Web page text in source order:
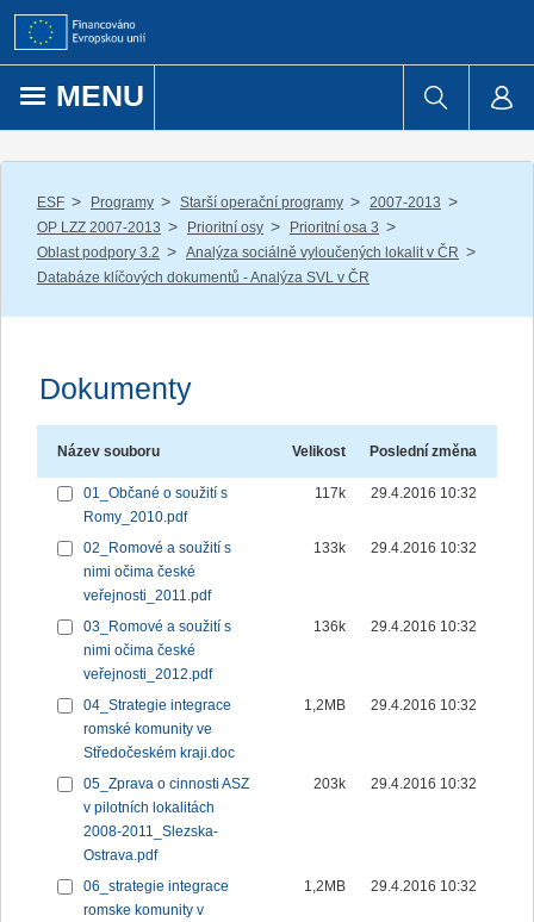
Přejít k obsahu
MENU
ESF / Programy / Starší operační programy / 2007-2013 /
OP LZZ 2007-2013 / Prioritní osy / Prioritní osa 3 /
Oblast podpory 3.2 / Analýza sociálně vyloučených lokalit v ČR /
Databáze klíčových dokumentů - Analýza SVL v ČR
Dokumenty
Název souboru Velikost Poslední změna
01_Občané o soužití s
Romy_2010.pdf
117k 29.4.2016 10:32
02_Romové a soužití s
nimi očima české
veřejnosti_2011.pdf
133k 29.4.2016 10:32
03_Romové a soužití s
nimi očima české
veřejnosti_2012.pdf
136k 29.4.2016 10:32
04_Strategie integrace
romské komunity ve
Středočeském kraji.doc
1,2MB 29.4.2016 10:32
05_Zprava o cinnosti ASZ
v pilotních lokalitách
2008-2011_Slezska-
Ostrava.pdf
203k 29.4.2016 10:32
06_strategie integrace
romske komunity v
1,2MB 29.4.2016 10:32